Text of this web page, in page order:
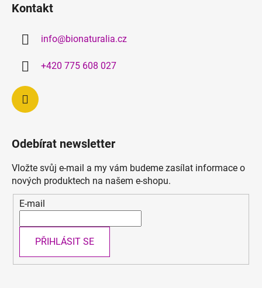
Kontakt
info@bionaturalia.cz
+420 775 608 027
Odebírat newsletter
Vložte svůj e-mail a my vám budeme zasílat informace o
nových produktech na našem e-shopu.
E-mail
PŘIHLÁSIT SE